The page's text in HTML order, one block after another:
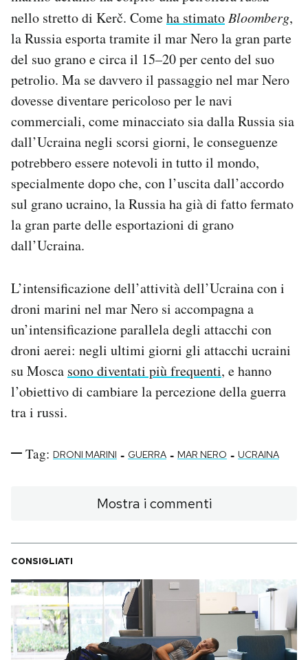
nello stretto di Kerč. Comeha stimato Bloomberg,
la Russia esporta tramite il mar Nero la gran parte
del suo grano e circa il 15–20 per cento del suo
petrolio. Ma se davvero il passaggio nel mar Nero
dovesse diventare pericoloso per le navi
commerciali, come minacciato sia dalla Russia sia
dall’Ucraina negli scorsi giorni, le conseguenze
potrebbero essere notevoli in tutto il mondo,
specialmente dopo che, con l’uscita dall’accordo
sul grano ucraino, la Russia ha già di fatto fermato
la gran parte delle esportazioni di grano
dall’Ucraina.
L’intensificazione dell’attività dell’Ucraina con i
droni marini nel mar Nero si accompagna a
un’intensificazione parallela degli attacchi con
droni aerei: negli ultimi giorni gli attacchi ucraini
su Mosca sono diventati più frequenti, e hanno
l’obiettivo di cambiare la percezione della guerra
tra i russi.
Tag: DRONI MARINI - GUERRA - MAR NERO - UCRAINA
Mostra i commenti
CONSIGLIATI